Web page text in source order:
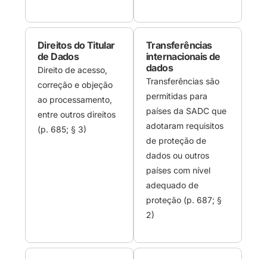
Direitos do Titular
de Dados
Direito de acesso,
correção e objeção
ao processamento,
entre outros direitos
(p. 685; § 3)
Transferências
internacionais de
dados
Transferências são
permitidas para
países da SADC que
adotaram requisitos
de proteção de
dados ou outros
países com nível
adequado de
proteção (p. 687; §
2)